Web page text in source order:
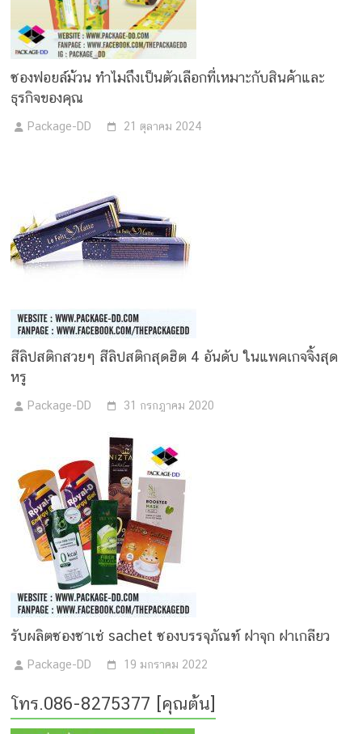
ซองฟอยล์ม้วน ทำไมถึงเป็นตัวเลือกที่เหมาะกับสินค้าและ
ธุรกิจของคุณ
Package-DD 21 ตุลาคม 2024
สีลิปสติกสวยๆ สีลิปสติกสุดฮิต 4 อันดับ ในแพคเกจจิ้งสุด
หรู
Package-DD 31 กรกฎาคม 2020
รับผลิตซองซาเช่ sachet ซองบรรจุภัณฑ์ ฝาจุก ฝาเกลียว
Package-DD 19 มกราคม 2022
โทร.086-8275377 [คุณต้น]